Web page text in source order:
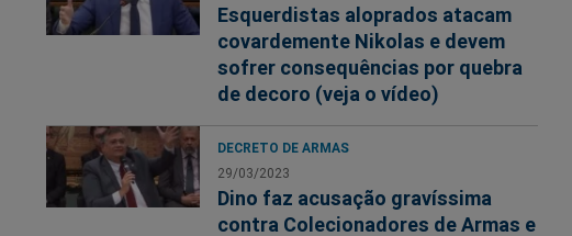
Esquerdistas aloprados atacam
covardemente Nikolas e devem
sofrer consequências por quebra
de decoro (veja o vídeo)
DECRETO DE ARMAS
29/03/2023
Dino faz acusação gravíssima
contra Colecionadores de Armas e